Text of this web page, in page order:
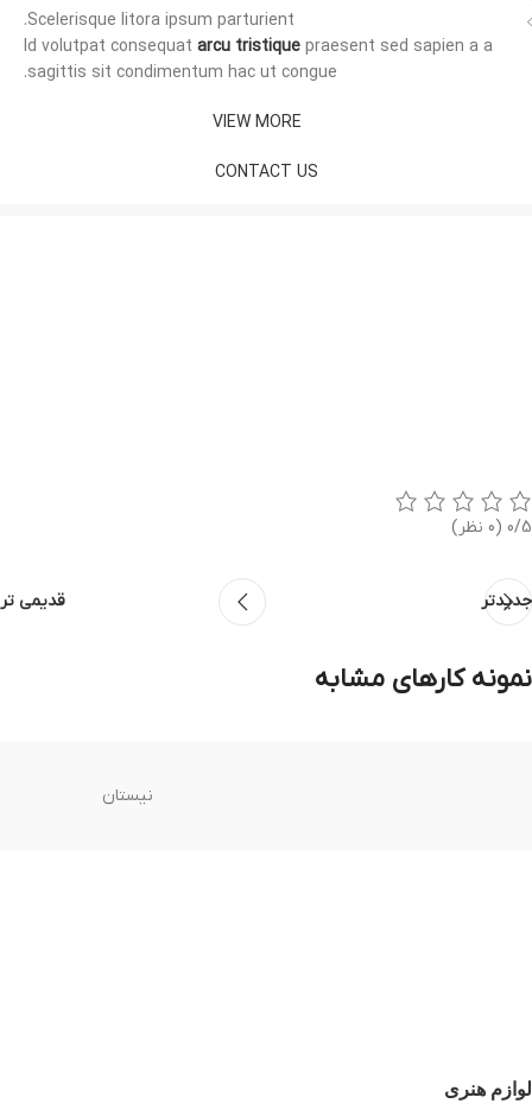
Scelerisque litora ipsum parturient.
Id volutpat consequat arcu tristique praesent sed sapien a a
sagittis sit condimentum hac ut congue.
VIEW MORE
CONTACT US
0/5 (0 نظر)
جدیدتر قدیمی تر
نمونه کارهای مشابه
نیستان
لوازم هنری